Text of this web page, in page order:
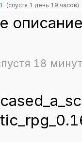
(спустя 1 день 19 часов)
18